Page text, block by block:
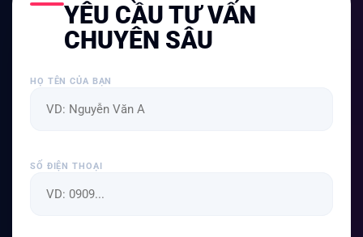
YÊU CẦU TƯ VẤN
CHUYÊN SÂU
HỌ TÊN CỦA BẠN
SỐ ĐIỆN THOẠI